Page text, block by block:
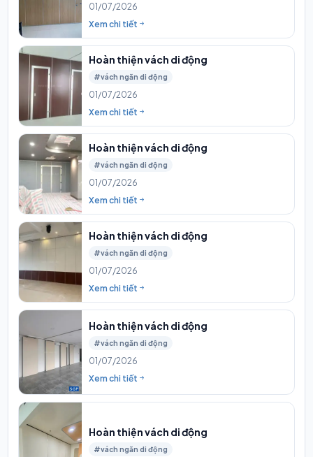
01/07/2026
Xem chi tiết
Hoàn thiện vách di động
#vách ngăn di động
01/07/2026
Xem chi tiết
Hoàn thiện vách di động
#vách ngăn di động
01/07/2026
Xem chi tiết
Hoàn thiện vách di động
#vách ngăn di động
01/07/2026
Xem chi tiết
Hoàn thiện vách di động
#vách ngăn di động
01/07/2026
Xem chi tiết
Hoàn thiện vách di động
#vách ngăn di động